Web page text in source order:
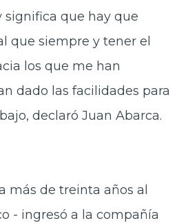
significa que hay que
que siempre y tener el
los que me han
dado las facilidades para
declaró Juan Abarca.
más de treinta años al
- ingresó a la compañía